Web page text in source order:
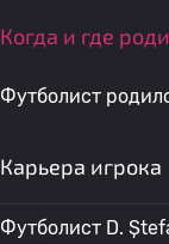
Когда и где
Футболист
Карьера игрока
Футболист D.